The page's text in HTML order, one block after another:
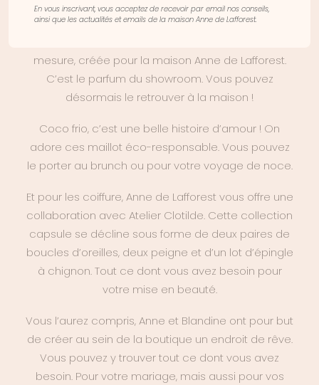
Une bougies parfumée au parfum unique en
mesure, créée pour la maison Anne de Lafforest.
C’est le parfum du showroom. Vous pouvez
désormais le retrouver à la maison !
Coco frio, c’est une belle histoire d’amour ! On
adore ces maillot éco-responsable. Vous pouvez
le porter au brunch ou pour votre voyage de noce.
Et pour les coiffure, Anne de Lafforest vous offre une
collaboration avec Atelier Clotilde. Cette collection
capsule se décline sous forme de deux paires de
boucles d’oreilles, deux peigne et d’un lot d’épingle
à chignon. Tout ce dont vous avez besoin pour
votre mise en beauté.
Vous l’aurez compris, Anne et Blandine ont pour but
de créer au sein de la boutique un endroit de rêve.
Vous pouvez y trouver tout ce dont vous avez
besoin. Pour votre mariage, mais aussi pour vos
En vous inscrivant, vous acceptez de recevoir par email nos conseils,
ainsi que les actualités et emails de la maison Anne de Lafforest.